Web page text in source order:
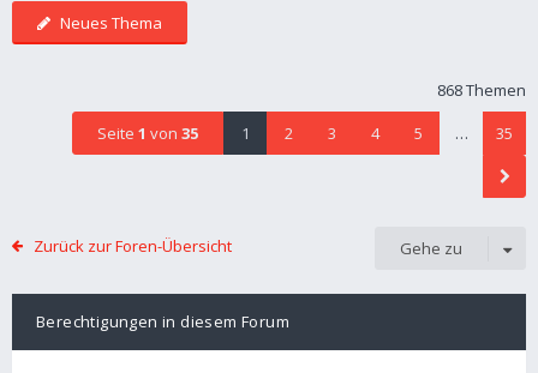
Neues Thema
868 Themen
Seite 1 von 35 1 2 3 4 5 … 35
Zurück zur Foren-Übersicht Gehe zu
Berechtigungen in diesem Forum